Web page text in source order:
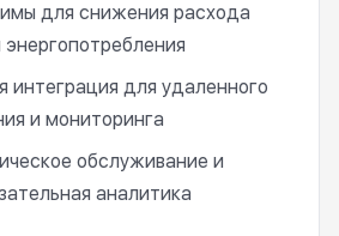
для снижения расхода
энергопотребления
интеграция для удаленного
и мониторинга
обслуживание и
аналитика